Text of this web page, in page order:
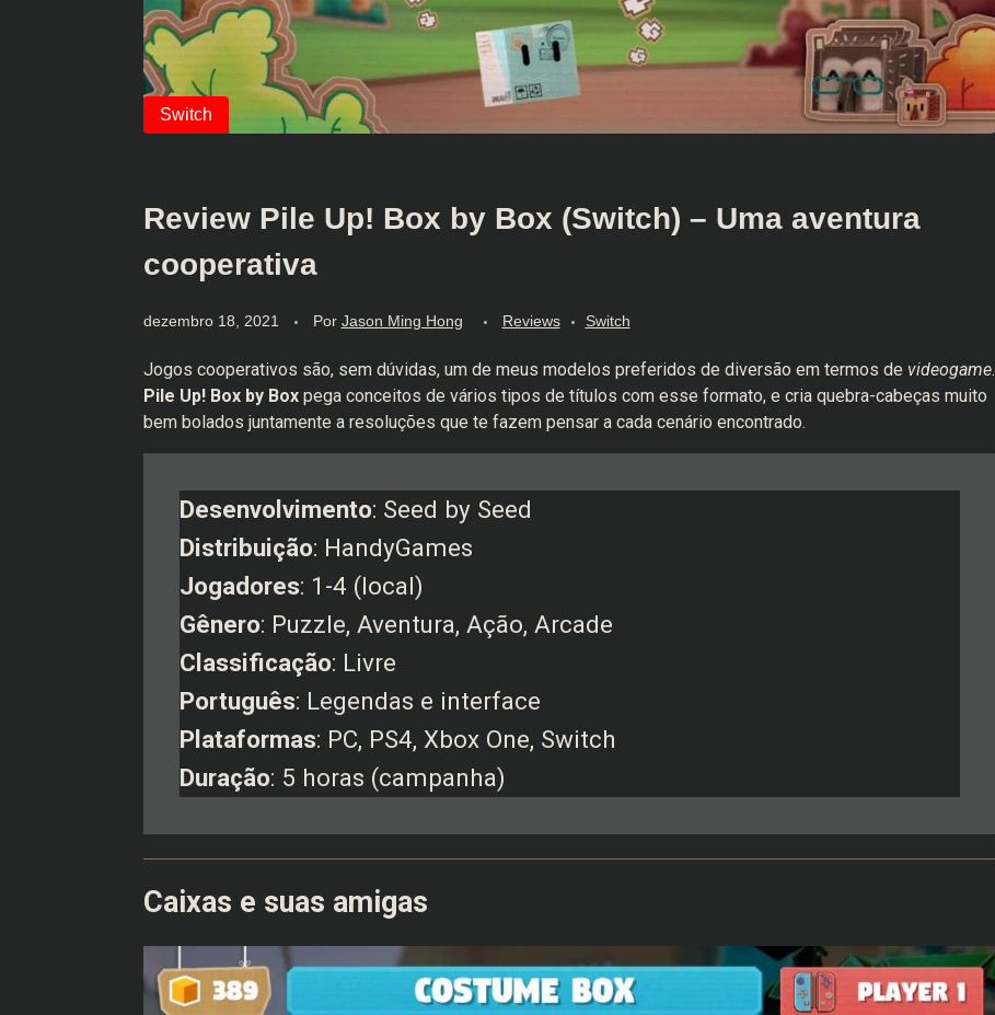
Review Pile Up! Box by Box (Switch) – Uma aventura
cooperativa
dezembro 18, 2021 Por Jason Ming Hong Reviews Switch
Jogos cooperativos são, sem dúvidas, um de meus modelos preferidos de diversão em termos de videogame.
Pile Up! Box by Box pega conceitos de vários tipos de títulos com esse formato, e cria quebra-cabeças muito
bem bolados juntamente a resoluções que te fazem pensar a cada cenário encontrado.
Desenvolvimento: Seed by Seed
Distribuição: HandyGames
Jogadores: 1-4 (local)
Gênero: Puzzle, Aventura, Ação, Arcade
Classificação: Livre
Português: Legendas e interface
Plataformas: PC, PS4, Xbox One, Switch
Duração: 5 horas (campanha)
Caixas e suas amigas